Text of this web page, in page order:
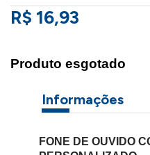
R$ 16,93
Produto esgotado
Informações
FONE DE OUVIDO